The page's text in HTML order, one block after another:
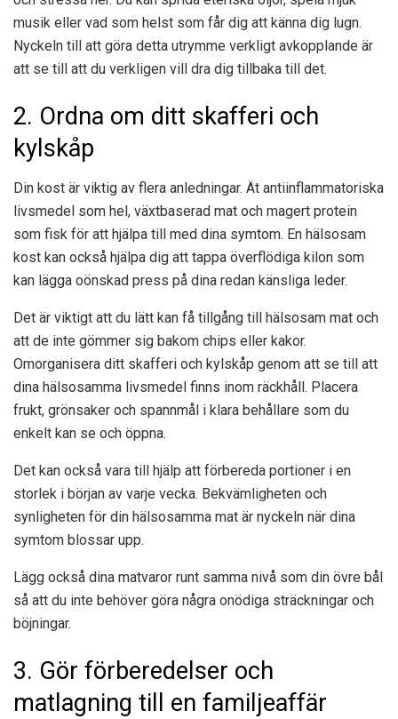
musik eller vad som helst som får dig att känna dig lugn.
Nyckeln till att göra detta utrymme verkligt avkopplande är
att se till att du verkligen vill dra dig tillbaka till det.
2. Ordna om ditt skafferi och
kylskåp
Din kost är viktig av flera anledningar. Ät antiinflammatoriska
livsmedel som hel, växtbaserad mat och magert protein
som fisk för att hjälpa till med dina symtom. En hälsosam
kost kan också hjälpa dig att tappa överflödiga kilon som
kan lägga oönskad press på dina redan känsliga leder.
Det är viktigt att du lätt kan få tillgång till hälsosam mat och
att de inte gömmer sig bakom chips eller kakor.
Omorganisera ditt skafferi och kylskåp genom att se till att
dina hälsosamma livsmedel finns inom räckhåll. Placera
frukt, grönsaker och spannmål i klara behållare som du
enkelt kan se och öppna.
Det kan också vara till hjälp att förbereda portioner i en
storlek i början av varje vecka. Bekvämligheten och
synligheten för din hälsosamma mat är nyckeln när dina
symtom blossar upp.
Lägg också dina matvaror runt samma nivå som din övre bål
så att du inte behöver göra några onödiga sträckningar och
böjningar.
3. Gör förberedelser och
matlagning till en familjeaffär